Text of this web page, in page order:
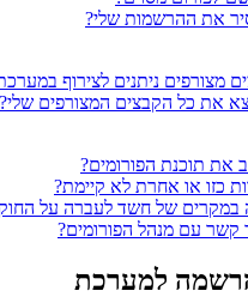
את ההרשמות שלי?
מצורפים ניתנים לצירוף
את כל הקבצים המצורפים שלי?
את תוכנת הפורומים?
כזו או אחרת לא קיימת?
במקרים של חשד לעברה על
קשר עם מנהל הפורומים?
למערכת